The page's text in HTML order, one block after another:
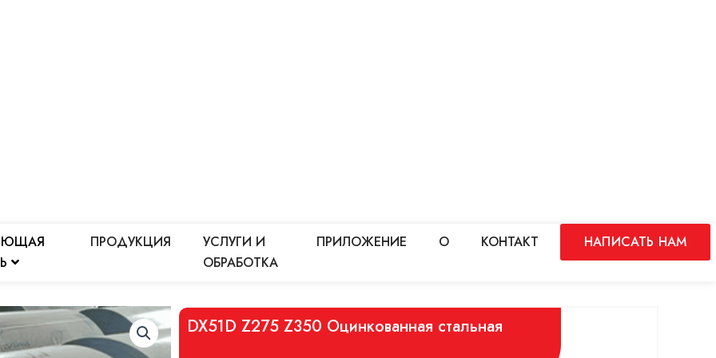
ПРОДУКЦИЯ
УСЛУГИ И
ОБРАБОТКА
ПРИЛОЖЕНИЕ О КОНТАКТ НАПИСАТЬ НАМ
DX51D Z275 Z350 Оцинкованная стальная